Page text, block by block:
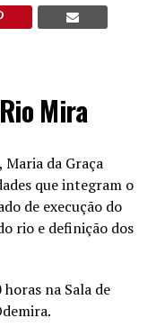
Mira
da Graça
que integram o
de execução do
rio e definição dos
na Sala de